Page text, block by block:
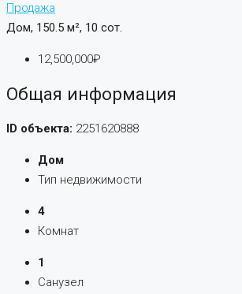
Продажа
Дом, 150.5 м², 10 сот.
12,500,000₽
Общая информация
ID объекта: 2251620888
Дом
Тип недвижимости
4
Комнат
1
Санузел